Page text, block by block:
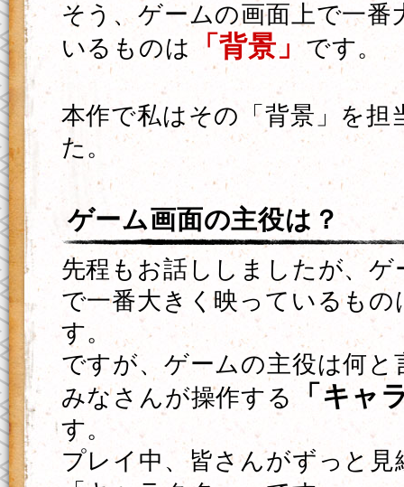
そう、ゲームの画面上で一番
いるものは 「背景」 です。
本作で私はその「背景」を担
た。
ゲーム画面の主役は？
先程もお話ししましたが、ゲ
で一番大きく映っているもの
す。
ですが、ゲームの主役は何と
みなさんが操作する
「キャ
す。
プレイ中、皆さんがずっと見